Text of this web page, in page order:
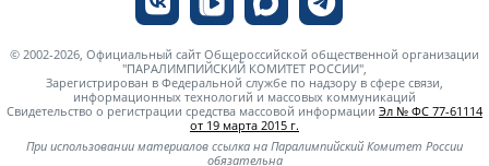
© 2002-2026, Официальный сайт Общероссийской общественной организации
"ПАРАЛИМПИЙСКИЙ КОМИТЕТ РОССИИ",
Зарегистрирован в Федеральной службе по надзору в сфере связи,
информационных технологий и массовых коммуникаций
Свидетельство о регистрации средства массовой информации Эл № ФС 77-61114
от 19 марта 2015 г.
При использовании материалов ссылка на Паралимпийский Комитет России
обязательна